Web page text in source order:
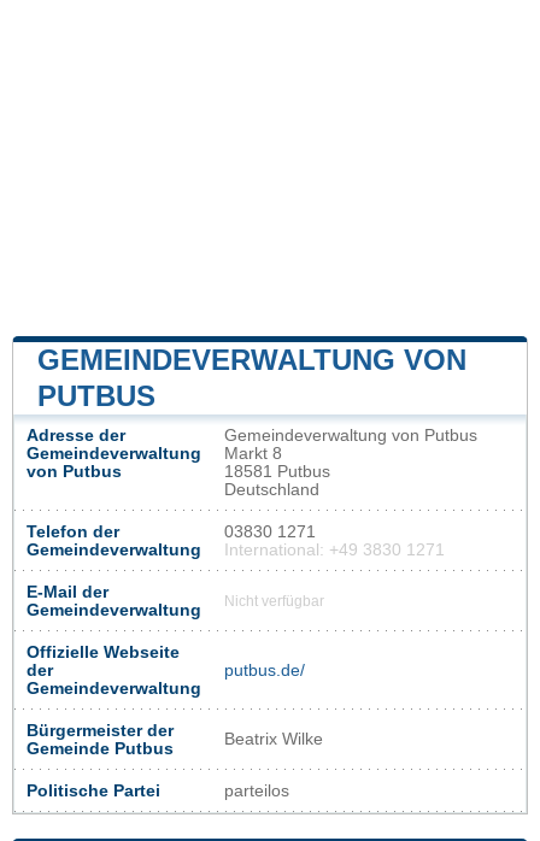
GEMEINDEVERWALTUNG VON
PUTBUS
Adresse der
Gemeindeverwaltung
von Putbus
Gemeindeverwaltung von Putbus
Markt 8
18581 Putbus
Deutschland
Telefon der
Gemeindeverwaltung
03830 1271
International: +49 3830 1271
E-Mail der
Gemeindeverwaltung
Nicht verfügbar
Offizielle Webseite
der
Gemeindeverwaltung
putbus.de/
Bürgermeister der
Gemeinde Putbus
Beatrix Wilke
Politische Partei parteilos